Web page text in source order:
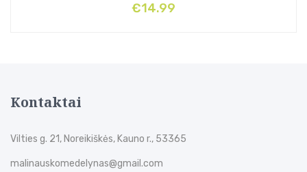
€14.99
Kontaktai
Vilties g. 21, Noreikiškės, Kauno r., 53365
malinauskomedelynas@gmail.com